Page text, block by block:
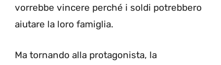
vorrebbe vincere perché i soldi potrebbero
aiutare la loro famiglia.
Ma tornando alla protagonista, la